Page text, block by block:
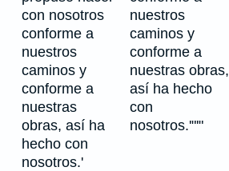
con nosotros
conforme a
nuestros
caminos y
conforme a
nuestras
obras, así ha
hecho con
nosotros.'
nuestros
caminos y
conforme a
nuestras obras,
así ha hecho
con
nosotros.'"'"